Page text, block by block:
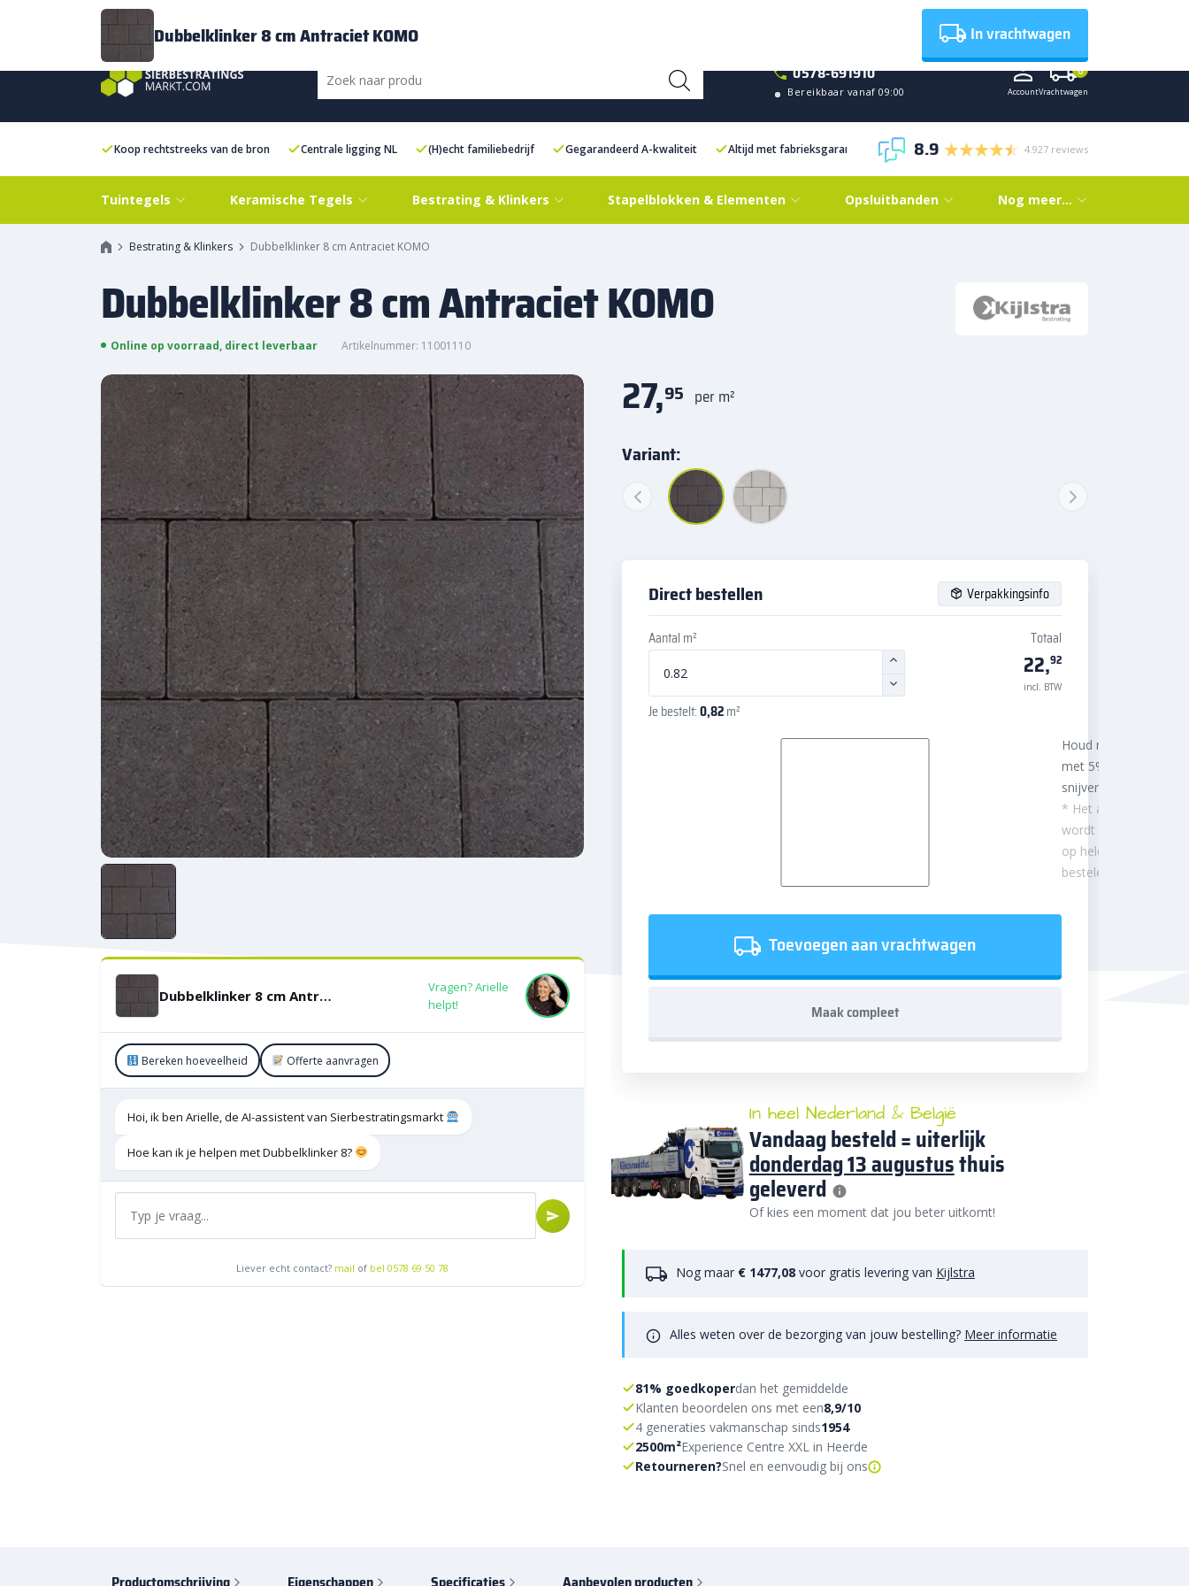
0578-691910
Bereikbaar vanaf 09:00 AccountVrachtwagen
0
Koop rechtstreeks van de bron Centrale ligging NL (H)echt familiebedrijf Gegarandeerd A-kwaliteit Altijd met fabrieksgarantie 8.9 4.927 reviews
Tuintegels Keramische Tegels Bestrating & Klinkers Stapelblokken & Elementen Opsluitbanden Nog meer…
Bestrating & Klinkers Dubbelklinker 8 cm Antraciet KOMO
Dubbelklinker 8 cm Antraciet KOMO
Online op voorraad, direct leverbaar Artikelnummer: 11001110
Dubbelklinker 8 cm Antraciet KOMO
Vragen? Arielle
helpt!
Bereken hoeveelheid Offerte aanvragen
Hoi, ik ben Arielle, de AI-assistent van Sierbestratingsmarkt
Hoe kan ik je helpen met Dubbelklinker 8?
Liever echt contact? mail of bel 0578 69 50 78
27,95 per m²
Variant:
Direct bestellen Verpakkingsinfo
Aantal m²
Je bestelt:0,82m²
Totaal
22,92
incl. BTW
Houd rekening
met 5%
snijverlies
* Het aantal m²
wordt afgerond
op hele
besteleenheden.
Toevoegen aan vrachtwagen
Maak compleet
In heel Nederland & België
Vandaag besteld = uiterlijk
donderdag 13 augustusthuis
geleverd
Of kies een moment dat jou beter uitkomt!
Nog maar € 1477,08 voor gratis levering van Kijlstra
Alles weten over de bezorging van jouw bestelling? Meer informatie
81% goedkoperdan het gemiddelde
Klanten beoordelen ons met een8,9/10
4 generaties vakmanschap sinds1954
2500m²Experience Centre XXL in Heerde
Retourneren?Snel en eenvoudig bij ons
Dubbelklinker 8 cm Antraciet KOMO In vrachtwagen